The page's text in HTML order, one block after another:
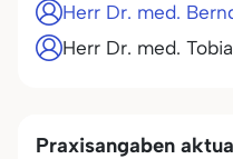
Herr Dr. med.
Herr Dr. med.
Praxisangaben